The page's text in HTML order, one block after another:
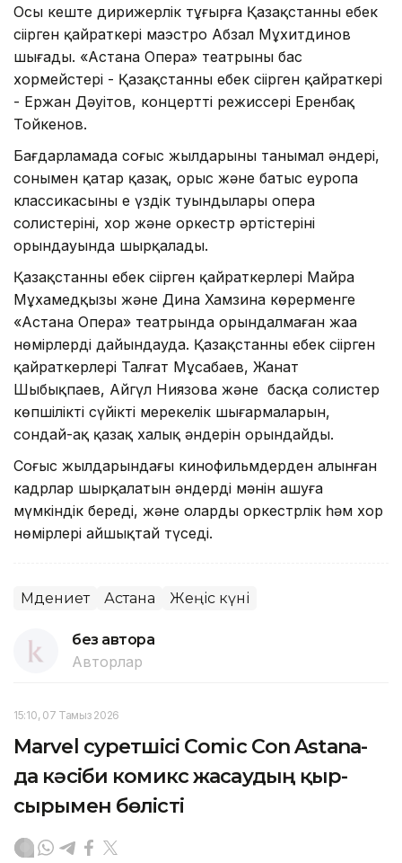
Осы кеште дирижерлік тұғырға Қазақстанның еңбек
сіңірген қайраткері маэстро Абзал Мұхитдинов
шығады. «Астана Опера» театрының бас
хормейстері - Қазақстанның еңбек сіңірген қайраткері
- Ержан Дәуітов, концерттің режиссері Еренбақ
Тойкенов.
Бағдарламада соғыс жылдарының танымал әндері,
сонымен қатар қазақ, орыс және батыс еуропа
классикасының ең үздік туындылары опера
солистерінің, хор және оркестр әртістерінің
орындауында шырқалады.
Қазақстанның еңбек сіңірген қайраткерлері Майра
Мұхамедқызы және Дина Хамзина көрерменге
«Астана Опера» театрында орындалмаған жаңа
нөмірлерді дайындауда. Қазақстанның еңбек сіңірген
қайраткерлері Талғат Мұсабаев, Жанат
Шыбықпаев, Айгүл Ниязова және басқа солистер
көпшіліктің сүйікті мерекелік шығармаларын,
сондай-ақ қазақ халық әндерін орындайды.
Соғыс жылдарындағы кинофильмдерден алынған
кадрлар шырқалатын әндердің мәнін ашуға
мүмкіндік береді, және оларды оркестрлік һәм хор
нөмірлері айшықтай түседі.
Мәдениет Астана Жеңіс күні
без автора
Авторлар
15:10, 07 Тамыз 2026
Marvel суретшісі Comic Con Astana-
да кәсіби комикс жасаудың қыр-
сырымен бөлісті